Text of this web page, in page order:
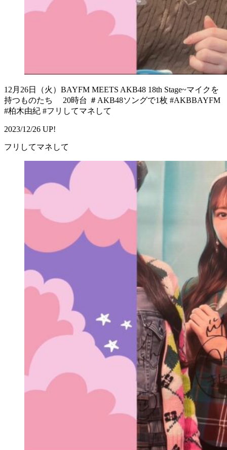
12月26日（火）BAYFM MEETS AKB48 18th Stage~マイクを
持つものたち 20時台 ＃AKB48ソングで1枚 #AKBBAYFM
#柏木由紀 #フリしてマネして
2023/12/26 UP!
フリしてマネして